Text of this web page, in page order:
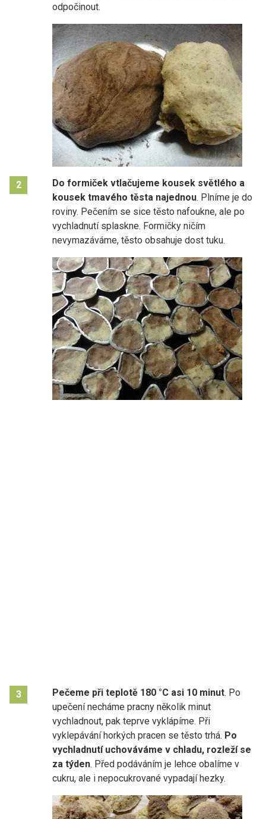
odpočinout.
2
Do formiček vtlačujeme kousek světlého a
kousek tmavého těsta najednou. Plníme je do
roviny. Pečením se sice těsto nafoukne, ale po
vychladnutí splaskne. Formičky ničím
nevymazáváme, těsto obsahuje dost tuku.
3 Pečeme při teplotě 180 °C asi 10 minut. Po
upečení necháme pracny několik minut
vychladnout, pak teprve vyklápíme. Při
vyklepávání horkých pracen se těsto trhá. Po
vychladnutí uchováváme v chladu, rozleží se
za týden. Před podáváním je lehce obalíme v
cukru, ale i nepocukrované vypadají hezky.